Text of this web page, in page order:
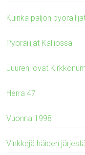
Kuinka paljon
Pyöräilijät Kalliossa
Juureni ovat
Herra 47
Vuonna 1998
Vinkkejä häiden